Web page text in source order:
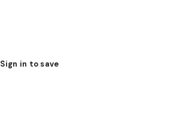
Sign in to save